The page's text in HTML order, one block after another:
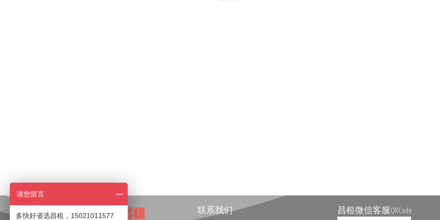
联系我们 昌租微信客服QRCode
请您留言
多快好省选昌租，15021011577